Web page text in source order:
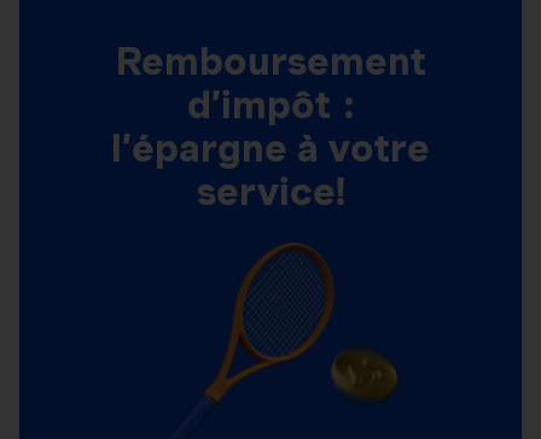
Remboursement
d’impôt :
l’épargne à votre
service!